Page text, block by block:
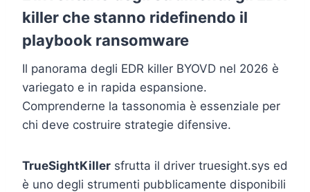
killer che stanno ridefinendo il
playbook ransomware
Il panorama degli EDR killer BYOVD nel 2026 è
variegato e in rapida espansione.
Comprenderne la tassonomia è essenziale per
chi deve costruire strategie difensive.
TrueSightKiller sfrutta il driver truesight.sys ed
è uno degli strumenti pubblicamente disponibili